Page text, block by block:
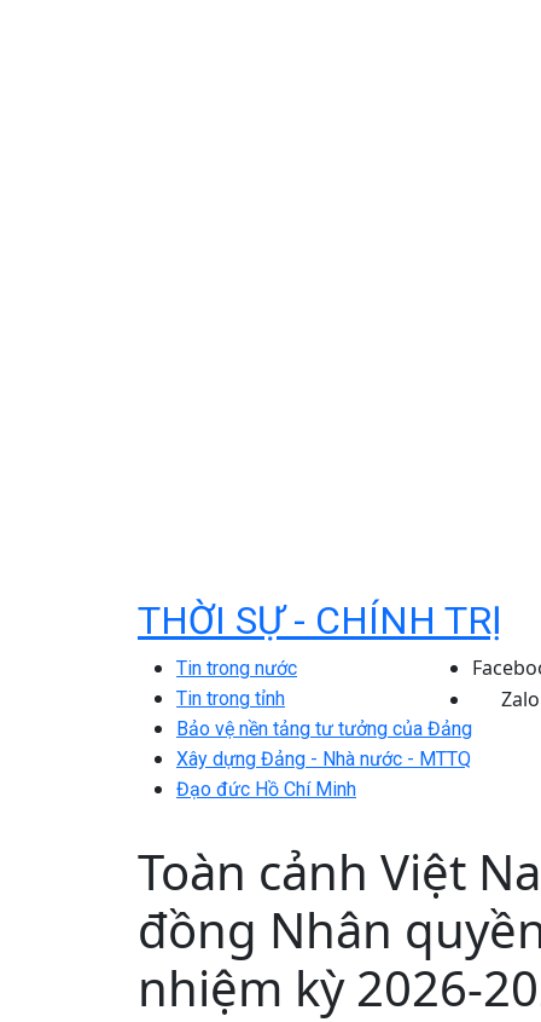
THỜI SỰ - CHÍNH TRỊ
Tin trong nước
Tin trong tỉnh
Bảo vệ nền tảng tư tưởng của Đảng
Xây dựng Đảng - Nhà nước - MTTQ
Đạo đức Hồ Chí Minh
Zalo
Toàn cảnh Việt
đồng Nhân
nhiệm kỳ 2026-